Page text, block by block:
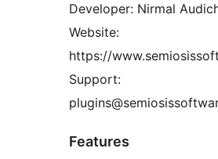
Developer: Nirmal
Website:
https://
Support:
Features